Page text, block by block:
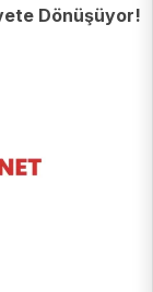
Dönüşüyor!